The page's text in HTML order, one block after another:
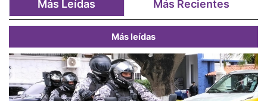
Más Leídas Más Recientes
Más leídas